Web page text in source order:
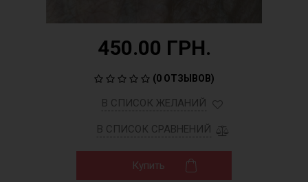
450.00 ГРН.
(0 ОТЗЫВОВ)
В СПИСОК ЖЕЛАНИЙ
В СПИСОК СРАВНЕНИЙ
Купить